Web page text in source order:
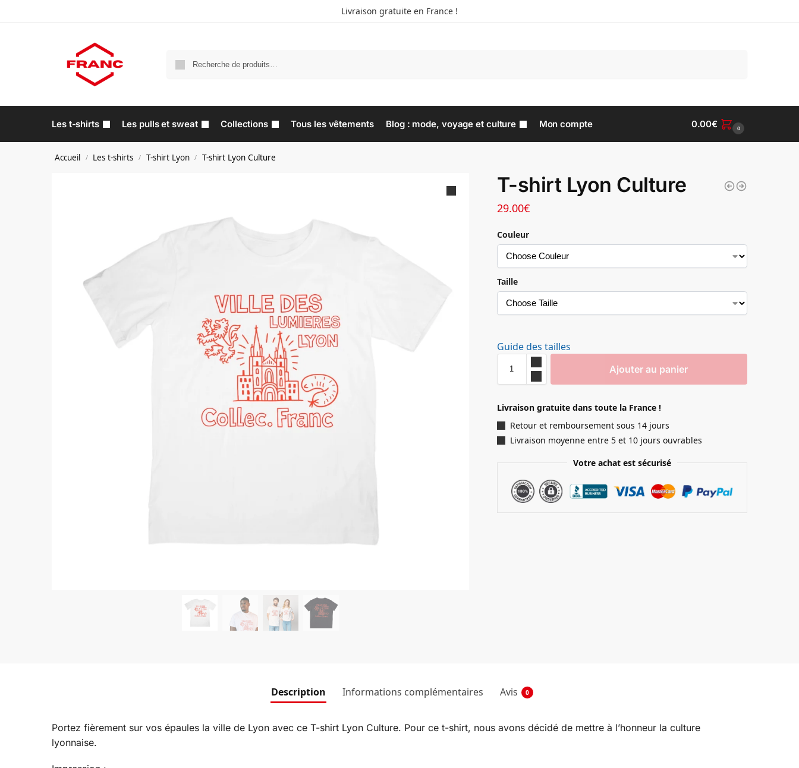
Livraison gratuite en France !
Les t-shirts Les pulls et sweat Collections Tous les vêtements Blog : mode, voyage et culture Mon compte 0.00€ 0
Accueil / Les t-shirts / T-shirt Lyon / T-shirt Lyon Culture
T-shirt Lyon Culture
29.00€
Couleur
Taille
Guide des tailles
Ajouter au panier
Livraison gratuite dans toute la France !
Retour et remboursement sous 14 jours
Livraison moyenne entre 5 et 10 jours ouvrables
Votre achat est sécurisé
Description Informations complémentaires Avis 0
Portez fièrement sur vos épaules la ville de Lyon avec ce T-shirt Lyon Culture. Pour ce t-shirt, nous avons décidé de mettre à l’honneur la culture
lyonnaise.